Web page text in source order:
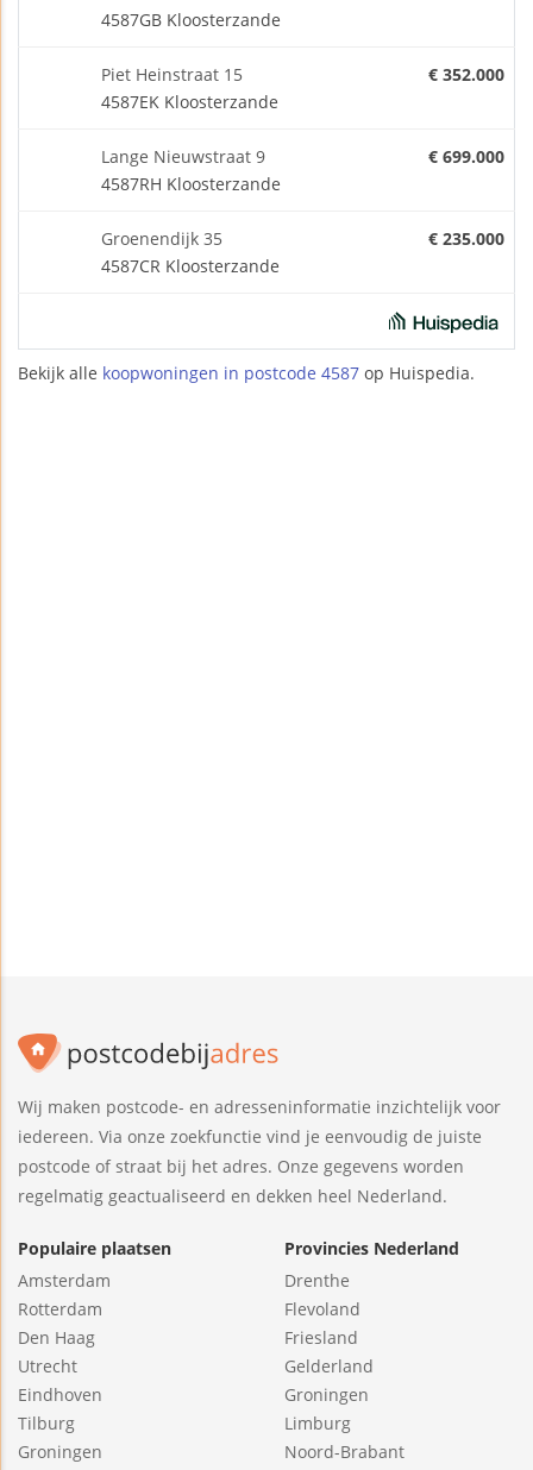
4587GB Kloosterzande
Piet Heinstraat 15
4587EK Kloosterzande
€ 352.000
Lange Nieuwstraat 9
4587RH Kloosterzande
€ 699.000
Groenendijk 35
4587CR Kloosterzande
€ 235.000
Bekijk alle koopwoningen in postcode 4587 op Huispedia.
Wij maken postcode- en adresseninformatie inzichtelijk voor
iedereen. Via onze zoekfunctie vind je eenvoudig de juiste
postcode of straat bij het adres. Onze gegevens worden
regelmatig geactualiseerd en dekken heel Nederland.
Populaire plaatsen
Amsterdam
Rotterdam
Den Haag
Utrecht
Eindhoven
Tilburg
Groningen
Provincies Nederland
Drenthe
Flevoland
Friesland
Gelderland
Groningen
Limburg
Noord-Brabant